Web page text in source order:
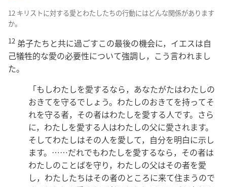
12 キリストに対する愛とわたしたちの行動にはどんな関係があります
か。
12 弟子たちと共に過ごすこの最後の機会に，イエスは自
己犠牲的な愛の必要性について強調し，こう言われまし
た。
「もしわたしを愛するなら，あなたがたはわたしの
おきてを守るでしょう。わたしのおきてを持ってそ
れを守る者，その者はわたしを愛する人です。さら
に，わたしを愛する人はわたしの父に愛されます。
そしてわたしはその人を愛して，自分を明白に示し
ます。……だれでもわたしを愛するなら，その者は
わたしのことばを守り，わたしの父はその者を愛
し，わたしたちはその者のところに来て住まうので